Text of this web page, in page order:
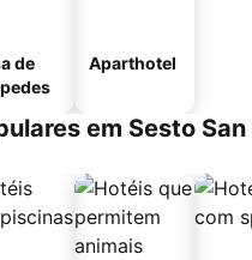
de
Aparthotel
em Sesto San